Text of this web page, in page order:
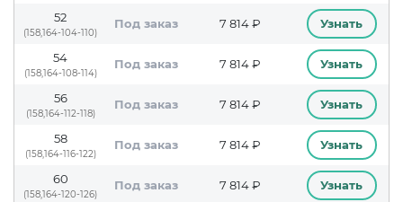
52
(158,164-104-110)
Под заказ 7 814 ₽ Узнать
54
(158,164-108-114)
Под заказ 7 814 ₽ Узнать
56
(158,164-112-118)
Под заказ 7 814 ₽ Узнать
58
(158,164-116-122)
Под заказ 7 814 ₽ Узнать
60
(158,164-120-126)
Под заказ 7 814 ₽ Узнать